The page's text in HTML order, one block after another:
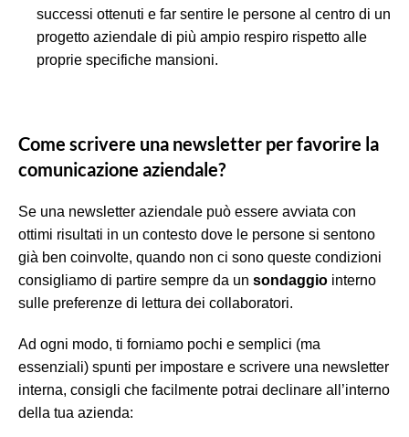
successi ottenuti e far sentire le persone al centro di un
progetto aziendale di più ampio respiro rispetto alle
proprie specifiche mansioni.
Come scrivere una newsletter per favorire la
comunicazione aziendale?
Se una newsletter aziendale può essere avviata con
ottimi risultati in un contesto dove le persone si sentono
già ben coinvolte, quando non ci sono queste condizioni
consigliamo di partire sempre da un sondaggio interno
sulle preferenze di lettura dei collaboratori.
Ad ogni modo, ti forniamo pochi e semplici (ma
essenziali) spunti per impostare e scrivere una newsletter
interna, consigli che facilmente potrai declinare all’interno
della tua azienda: